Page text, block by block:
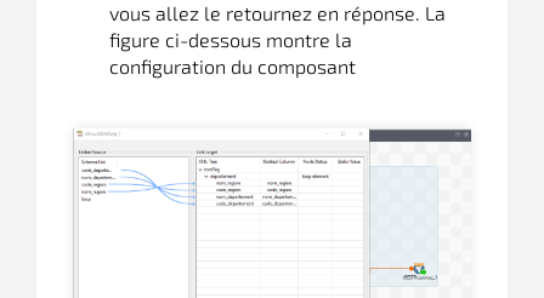
vous allez le retournez en réponse. La
figure ci-dessous montre la
configuration du composant